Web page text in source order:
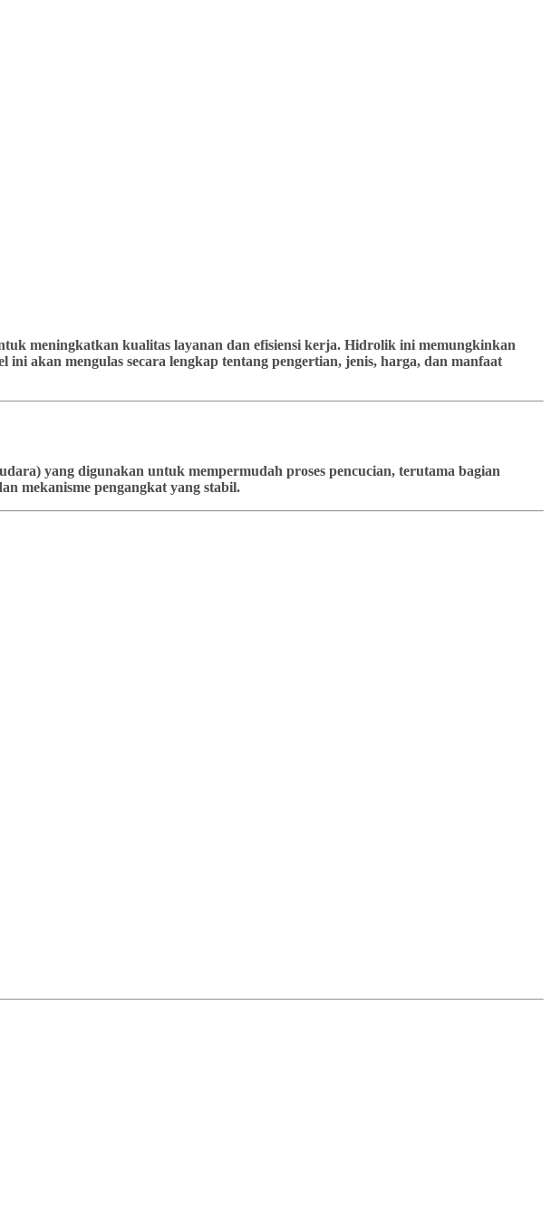
meningkatkan kualitas layanan dan efisiensi kerja. Hidrolik ini memungkinkan
akan mengulas secara lengkap tentang pengertian, jenis, harga, dan manfaat
yang digunakan untuk mempermudah proses pencucian, terutama bagian
mekanisme pengangkat yang stabil.